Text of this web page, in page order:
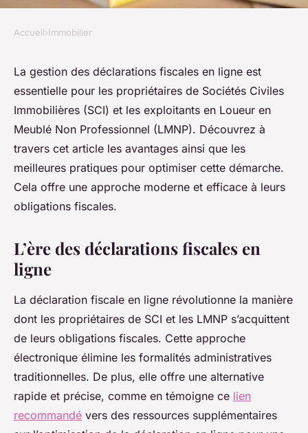
Déclarations en ligne pour SCI
et LMNP : Conseils utiles
Laurent• 15 février 2024•2 min de lecture
Accueil›Immobilier
La gestion des déclarations fiscales en ligne est
essentielle pour les propriétaires de Sociétés Civiles
Immobilières (SCI) et les exploitants en Loueur en
Meublé Non Professionnel (LMNP). Découvrez à
travers cet article les avantages ainsi que les
meilleures pratiques pour optimiser cette démarche.
Cela offre une approche moderne et efficace à leurs
obligations fiscales.
L’ère des déclarations fiscales en
ligne
La déclaration fiscale en ligne révolutionne la manière
dont les propriétaires de SCI et les LMNP s’acquittent
de leurs obligations fiscales. Cette approche
électronique élimine les formalités administratives
traditionnelles. De plus, elle offre une alternative
rapide et précise, comme en témoigne ce lien
recommandé vers des ressources supplémentaires